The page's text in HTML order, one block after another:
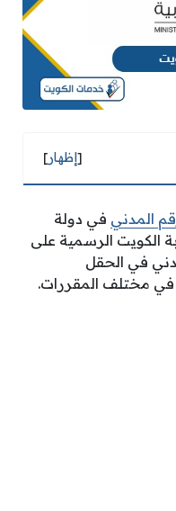
[إظهار]
المدني في دولة
الكويت الرسمية على
في الحقل
مختلف المقررات.